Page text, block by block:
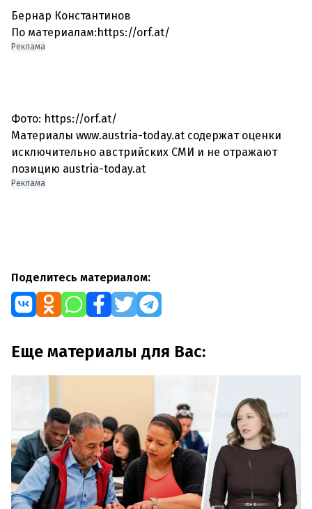
Бернар Константинов
По материалам:https://orf.at/
Реклама
Фото: https://orf.at/
Материалы www.austria-today.at содержат оценки
исключительно австрийских СМИ и не отражают
Реклама
Поделитесь материалом:
Еще материалы для Вас: